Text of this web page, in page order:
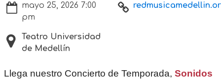
mayo 25, 2026 7:00
pm
Teatro Universidad
de Medellín
Llega nuestro Concierto de Temporada, Sonidos